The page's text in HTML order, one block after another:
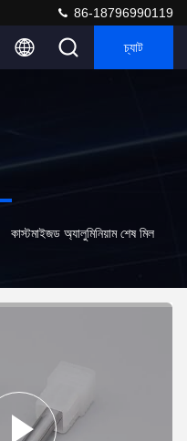
86-18796990119
চ্যাট
কাস্টমাইজড অ্যালুমিনিয়াম শেষ মিল